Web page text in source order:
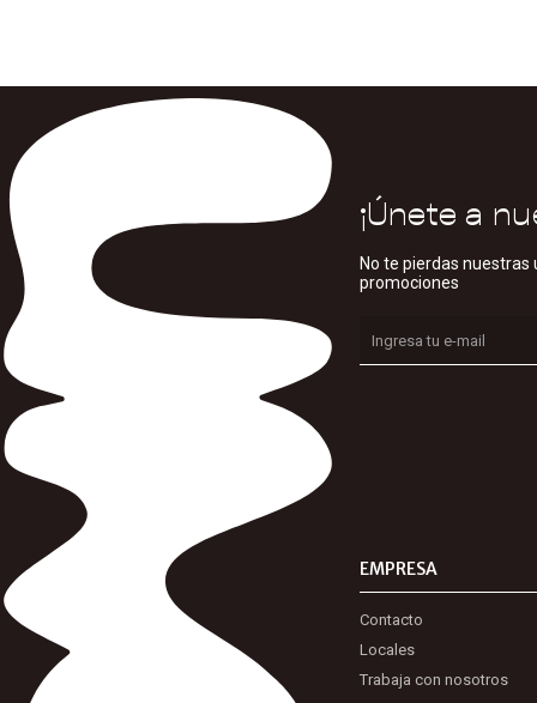
EMPRESA
Contacto
Locales
Trabaja con nosotros
¡Únete a
No te pierdas
promociones